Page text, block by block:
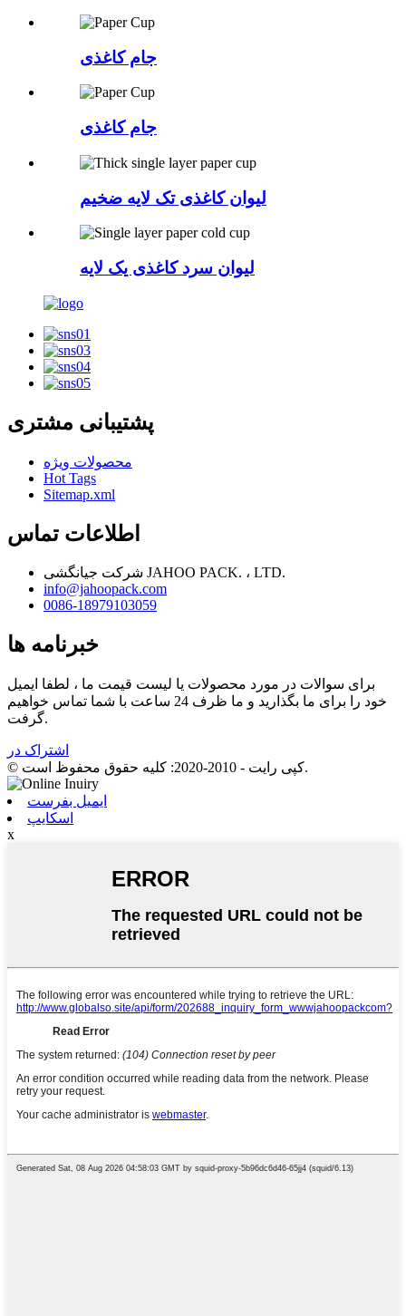
جام کاغذی
جام کاغذی
لیوان کاغذی تک لایه ضخیم
لیوان سرد کاغذی یک لایه
پشتیبانی مشتری
محصولات ویژه
Hot Tags
Sitemap.xml
اطلاعات تماس
شرکت جیانگشی JAHOO PACK. ، LTD.
info@jahoopack.com
0086-18979103059
خبرنامه ها
برای سوالات در مورد محصولات یا لیست قیمت ما ، لطفا ایمیل
خود را برای ما بگذارید و ما ظرف 24 ساعت با شما تماس خواهیم
گرفت.
اشتراک در
© کپی رایت - 2010-2020: کلیه حقوق محفوظ است.
ایمیل بفرست
اسکایپ
x